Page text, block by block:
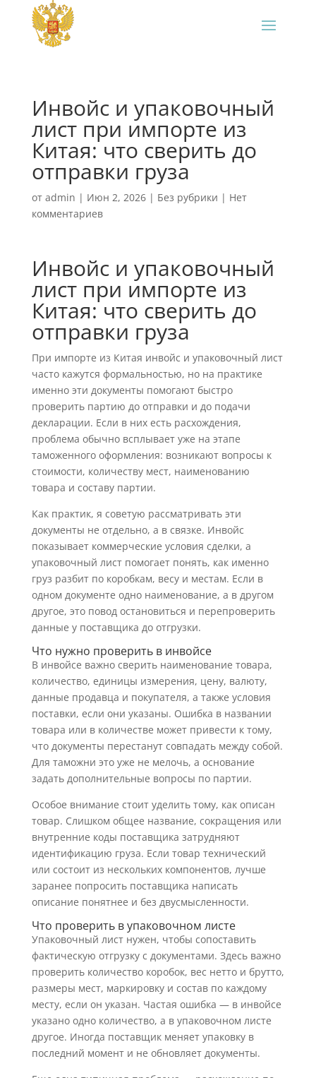
Инвойс и упаковочный
лист при импорте из
Китая: что сверить до
отправки груза
от admin | Июн 2, 2026| Без рубрики | Нет
комментариев
Инвойс и упаковочный
лист при импорте из
Китая: что сверить до
отправки груза
При импорте из Китая инвойс и упаковочный лист
часто кажутся формальностью, но на практике
именно эти документы помогают быстро
проверить партию до отправки и до подачи
декларации. Если в них есть расхождения,
проблема обычно всплывает уже на этапе
таможенного оформления: возникают вопросы к
стоимости, количеству мест, наименованию
товара и составу партии.
Как практик, я советую рассматривать эти
документы не отдельно, а в связке. Инвойс
показывает коммерческие условия сделки, а
упаковочный лист помогает понять, как именно
груз разбит по коробкам, весу и местам. Если в
одном документе одно наименование, а в другом
другое, это повод остановиться и перепроверить
данные у поставщика до отгрузки.
Что нужно проверить в инвойсе
В инвойсе важно сверить наименование товара,
количество, единицы измерения, цену, валюту,
данные продавца и покупателя, а также условия
поставки, если они указаны. Ошибка в названии
товара или в количестве может привести к тому,
что документы перестанут совпадать между собой.
Для таможни это уже не мелочь, а основание
задать дополнительные вопросы по партии.
Особое внимание стоит уделить тому, как описан
товар. Слишком общее название, сокращения или
внутренние коды поставщика затрудняют
идентификацию груза. Если товар технический
или состоит из нескольких компонентов, лучше
заранее попросить поставщика написать
описание понятнее и без двусмысленности.
Что проверить в упаковочном листе
Упаковочный лист нужен, чтобы сопоставить
фактическую отгрузку с документами. Здесь важно
проверить количество коробок, вес нетто и брутто,
размеры мест, маркировку и состав по каждому
месту, если он указан. Частая ошибка — в инвойсе
указано одно количество, а в упаковочном листе
другое. Иногда поставщик меняет упаковку в
последний момент и не обновляет документы.